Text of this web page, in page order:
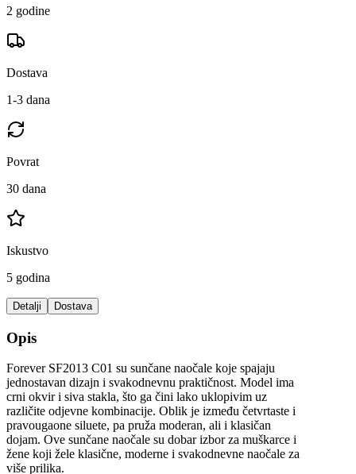
2 godine
Dostava
1-3 dana
Povrat
30 dana
Iskustvo
5 godina
Detalji Dostava
Opis
Forever SF2013 C01 su sunčane naočale koje spajaju
jednostavan dizajn i svakodnevnu praktičnost. Model ima
crni okvir i siva stakla, što ga čini lako uklopivim uz
različite odjevne kombinacije. Oblik je između četvrtaste i
pravougaone siluete, pa pruža moderan, ali i klasičan
dojam. Ove sunčane naočale su dobar izbor za muškarce i
žene koji žele klasične, moderne i svakodnevne naočale za
više prilika.